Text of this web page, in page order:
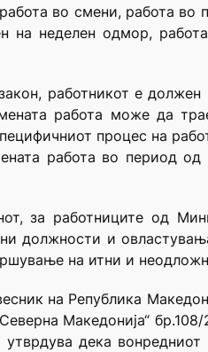
во смени, работа
на неделен одмор,
работникот е
работа може да
процес на
работа во период
за работниците од
должности и
на итни и
на Република
Македонија“
дека